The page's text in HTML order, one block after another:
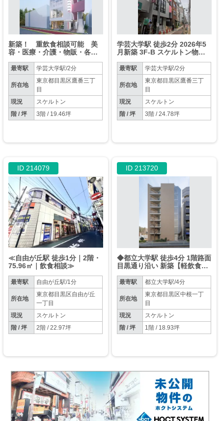
新築！ 重飲食相談可能 美
容・医療・介護・物販・各種
最寄駅 学芸大学駅/2分
所在地
東京都目黒区鷹番三丁
目
現況
スケルトン
階 / 坪
3階 / 19.46坪
学芸大学駅 徒歩2分 2026年5
月新築 3F-B スケルトン物件
最寄駅 学芸大学駅/2分
所在地
東京都目黒区鷹番三丁
目
現況
スケルトン
階 / 坪
3階 / 24.78坪
ID 214079
≪自由が丘駅 徒歩1分｜2階・
75.96㎡｜飲食相談≫
最寄駅 自由が丘駅/1分
所在地
東京都目黒区自由が丘
一丁目
現況
スケルトン
階 / 坪
2階 / 22.97坪
ID 213720
◆都立大学駅 徒歩4分 1階路面
目黒通り沿い 新築【軽飲食相
最寄駅 都立大学駅/4分
所在地
東京都目黒区中根一丁
目
現況
スケルトン
階 / 坪
1階 / 18.93坪